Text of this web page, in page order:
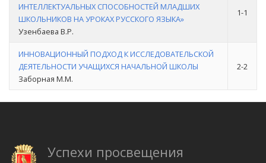
ИНТЕЛЛЕКТУАЛЬНЫХ СПОСОБНОСТЕЙ МЛАДШИХ
ШКОЛЬНИКОВ НА УРОКАХ РУССКОГО ЯЗЫКА»
Узенбаева В.Р.
1-1
ИННОВАЦИОННЫЙ ПОДХОД К ИССЛЕДОВАТЕЛЬСКОЙ
ДЕЯТЕЛЬНОСТИ УЧАЩИХСЯ НАЧАЛЬНОЙ ШКОЛЫ
Заборная М.М.
2-2
Успехи просвещения